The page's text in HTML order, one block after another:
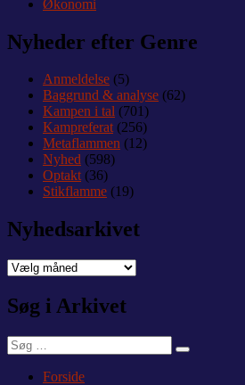
Økonomi
Nyheder efter Genre
Anmeldelse (5)
Baggrund & analyse (62)
Kampen i tal (701)
Kampreferat(256)
Metaflammen (12)
Nyhed (598)
Optakt(36)
Stikflamme (19)
Nyhedsarkivet
Nyhedsarkivet
Søg i Arkivet
Søg
efter:
Søg
Forside